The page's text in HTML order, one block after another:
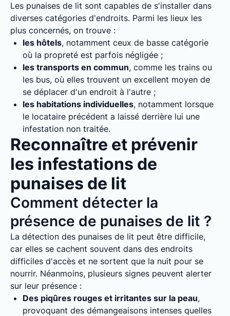
Les punaises de lit sont capables de s'installer dans
diverses catégories d'endroits. Parmi les lieux les
plus concernés, on trouve :
les hôtels, notamment ceux de basse catégorie
où la propreté est parfois négligée ;
les transports en commun, comme les trains ou
les bus, où elles trouvent un excellent moyen de
se déplacer d'un endroit à l'autre ;
les habitations individuelles, notamment lorsque
le locataire précédent a laissé derrière lui une
infestation non traitée.
Reconnaître et prévenir
les infestations de
punaises de lit
Comment détecter la
présence de punaises de lit ?
La détection des punaises de lit peut être difficile,
car elles se cachent souvent dans des endroits
difficiles d'accès et ne sortent que la nuit pour se
nourrir. Néanmoins, plusieurs signes peuvent alerter
sur leur présence :
Des piqûres rouges et irritantes sur la peau,
provoquant des démangeaisons intenses quelles